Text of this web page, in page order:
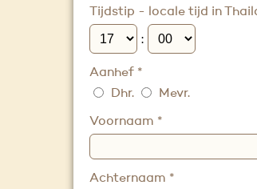
Tijdstip - locale tijd in
:
Aanhef *
Dhr.
Mevr.
Voornaam *
Achternaam *